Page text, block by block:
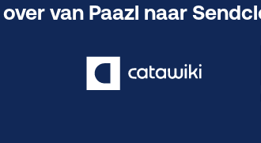
van Paazl naar